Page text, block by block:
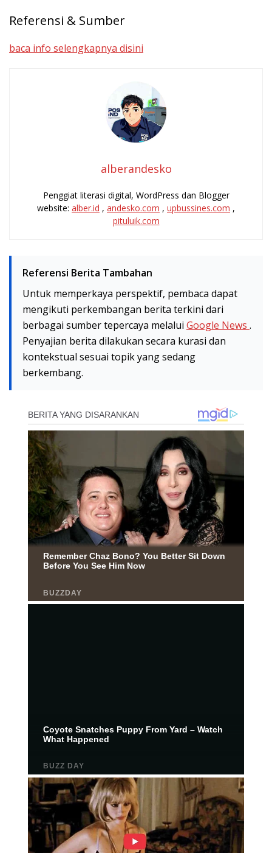
Referensi & Sumber
baca info selengkapnya disini
alberandesko
Penggiat literasi digital, WordPress dan Blogger
website: alber.id , andesko.com , upbussines.com ,
pituluik.com
Referensi Berita Tambahan
Untuk memperkaya perspektif, pembaca dapat
mengikuti perkembangan berita terkini dari
berbagai sumber tepercaya melalui Google News .
Penyajian berita dilakukan secara kurasi dan
kontekstual sesuai topik yang sedang
berkembang.